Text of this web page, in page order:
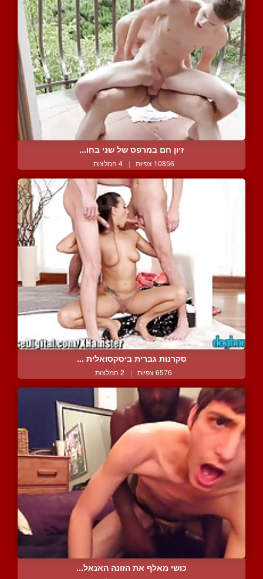
זיון חם במרפס של שני בחו...
10856 צפיות | 4 המלצות
סקרנות גברית ביסקסואלית ...
6576 צפיות | 2 המלצות
כושי מאלף את הזונה האנאל...